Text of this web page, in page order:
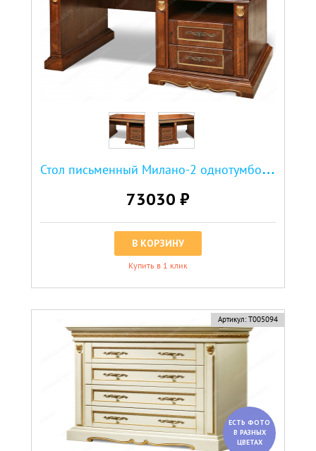
С
тол письменный Милано-2 однотумбовый
73030 ₽
В КОРЗИНУ
Купить в 1 клик
Артикул: Т005094
ЕСТЬ ФОТО
В РАЗНЫХ
ЦВЕТАХ